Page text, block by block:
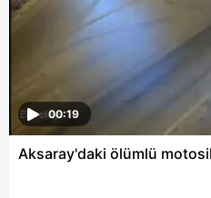
00:19
Aksaray'daki ölümlü